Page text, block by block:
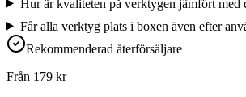
Hur är kvaliteten på verktygen jämfört med
Får alla verktyg plats i boxen även efter
Rekommenderad återförsäljare
Från 179 kr